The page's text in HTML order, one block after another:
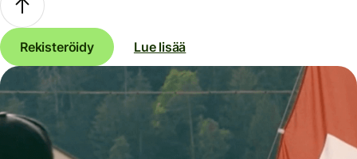
Rekisteröidy Lue lisää